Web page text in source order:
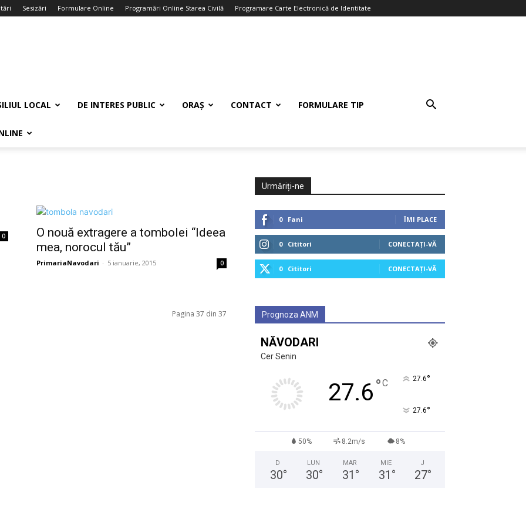
Sesizări Formulare Online Programări Online Starea Civilă Programare Carte Electronică de Identitate
LOCAL DE INTERES PUBLIC ORAȘ CONTACT FORMULARE TIP
0
O nouă extragere a tombolei “Ideea
mea, norocul tău”
PrimariaNavodari - 5 ianuarie, 2015 0
Pagina 37 din 37
Urmăriți-ne
0 Fani ÎMI PLACE
0 Cititori CONECTAȚI-VĂ
0 Cititori CONECTAȚI-VĂ
Prognoza ANM
NĂVODARI
Cer Senin
27.6°C 27.6°
27.6°
50% 8.2m/s 8%
D
30°
LUN
30°
MAR
31 °
MIE
31 °
J
27°